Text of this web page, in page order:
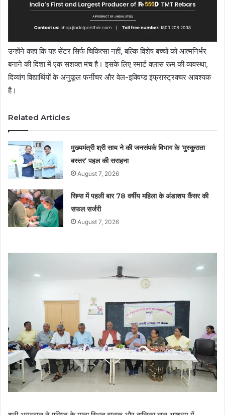
उन्होंने कहा कि यह सेंटर सिर्फ चिकित्सा नहीं, बल्कि विशेष बच्चों को आत्मनिर्भर
बनाने की दिशा में एक सशक्त मंच है। इसके लिए स्मार्ट क्लास रूम की व्यवस्था,
दिव्यांग विद्यार्थियों के अनुकूल फर्नीचर और वेल-इक्विप्ड इंफ्रास्ट्रक्चर आवश्यक
है।
Related Articles
मुख्यमंत्री श्री साय ने की जनसंपर्क विभाग के ‘मुस्कुराता
बस्तर’ पहल की सराहना
August 7, 2026
सिम्स में पहली बार 78 वर्षीय महिला के अंडाशय कैंसर की
सफल सर्जरी
August 7, 2026